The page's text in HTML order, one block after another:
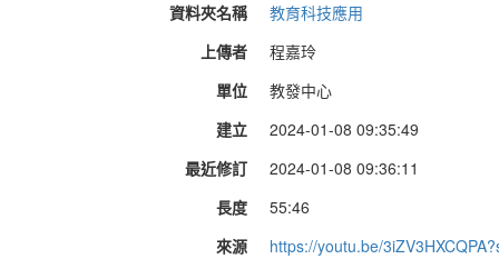
資料夾名稱
教育科技應用
上傳者
程嘉玲
單位
教發中心
建立
2024-01-08 09:35:49
最近修訂
2024-01-08 09:36:11
長度
55:46
來源
https://youtu.be/